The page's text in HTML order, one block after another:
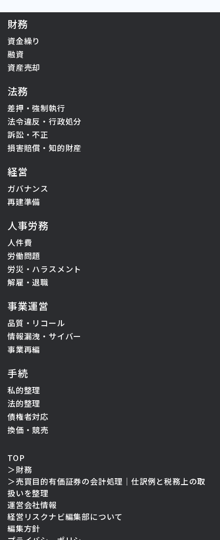
財務
資金繰り
融資
資産売却
法務
差押・強制執行
法令違反・行政処分
訴訟・不正
損害賠償・知的財産
経営
ガバナンス
再建準備
人事労務
人件費
労働問題
労災・ハラスメント
解雇・退職
事業運営
品質・リコール
情報漏洩・サイバー
事業再編
手続
私的整理
法的整理
債権者対応
換価・競売
TOP
＞財務
＞売買目的有価証券の会計処理｜仕訳例と税務上の取
扱いを整理
運営会社情報
経営リスクナビ編集部について
編集方針